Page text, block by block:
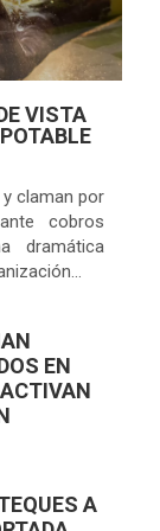
VISTA
claman por
cobros
dramática
EN
A